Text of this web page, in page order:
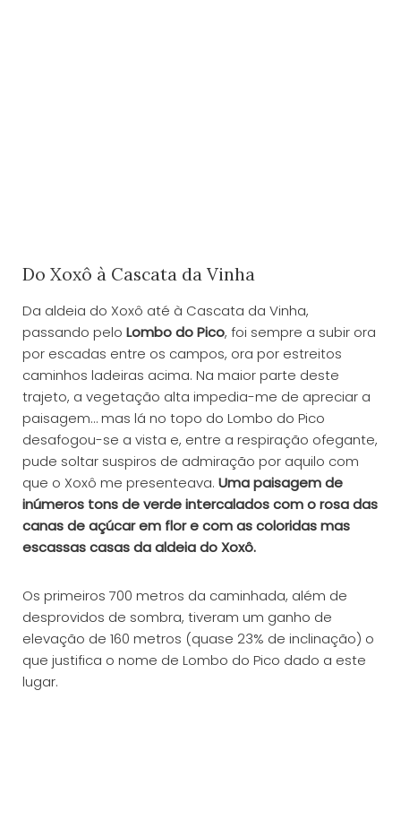
Do Xoxô à Cascata da Vinha
Da aldeia do Xoxô até à Cascata da Vinha,
passando pelo Lombo do Pico, foi sempre a subir ora
por escadas entre os campos, ora por estreitos
caminhos ladeiras acima. Na maior parte deste
trajeto, a vegetação alta impedia-me de apreciar a
paisagem… mas lá no topo do Lombo do Pico
desafogou-se a vista e, entre a respiração ofegante,
pude soltar suspiros de admiração por aquilo com
que o Xoxô me presenteava. Uma paisagem de
inúmeros tons de verde intercalados com o rosa das
canas de açúcar em flor e com as coloridas mas
escassas casas da aldeia do Xoxô.
Os primeiros 700 metros da caminhada, além de
desprovidos de sombra, tiveram um ganho de
elevação de 160 metros (quase 23% de inclinação) o
que justifica o nome de Lombo do Pico dado a este
lugar.